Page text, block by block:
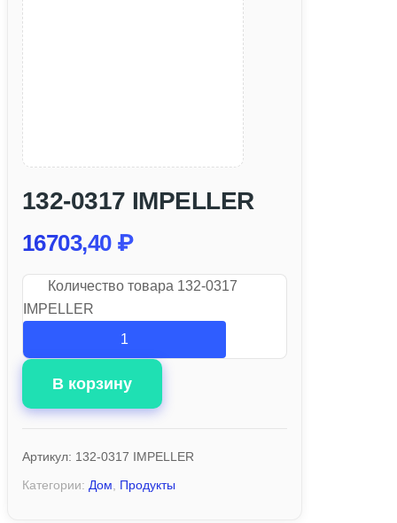
132-0317 IMPELLER
16703,40 ₽
Количество товара 132-0317
IMPELLER
В корзину
Артикул: 132-0317 IMPELLER
Категории: Дом Продукты